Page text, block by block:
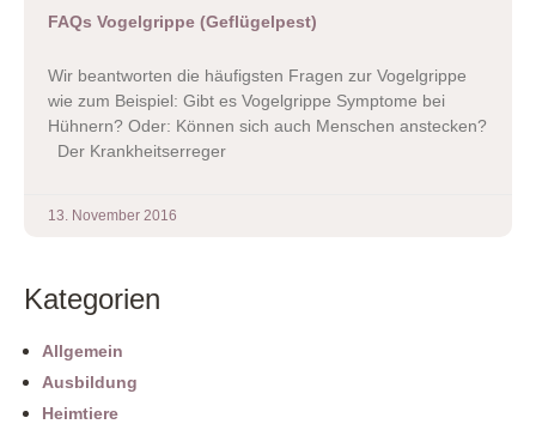
FAQs Vogelgrippe (Geflügelpest)
Wir beantworten die häufigsten Fragen zur Vogelgrippe
wie zum Beispiel: Gibt es Vogelgrippe Symptome bei
Hühnern? Oder: Können sich auch Menschen anstecken?
Der Krankheitserreger
13. November 2016
Kategorien
Allgemein
Ausbildung
Heimtiere